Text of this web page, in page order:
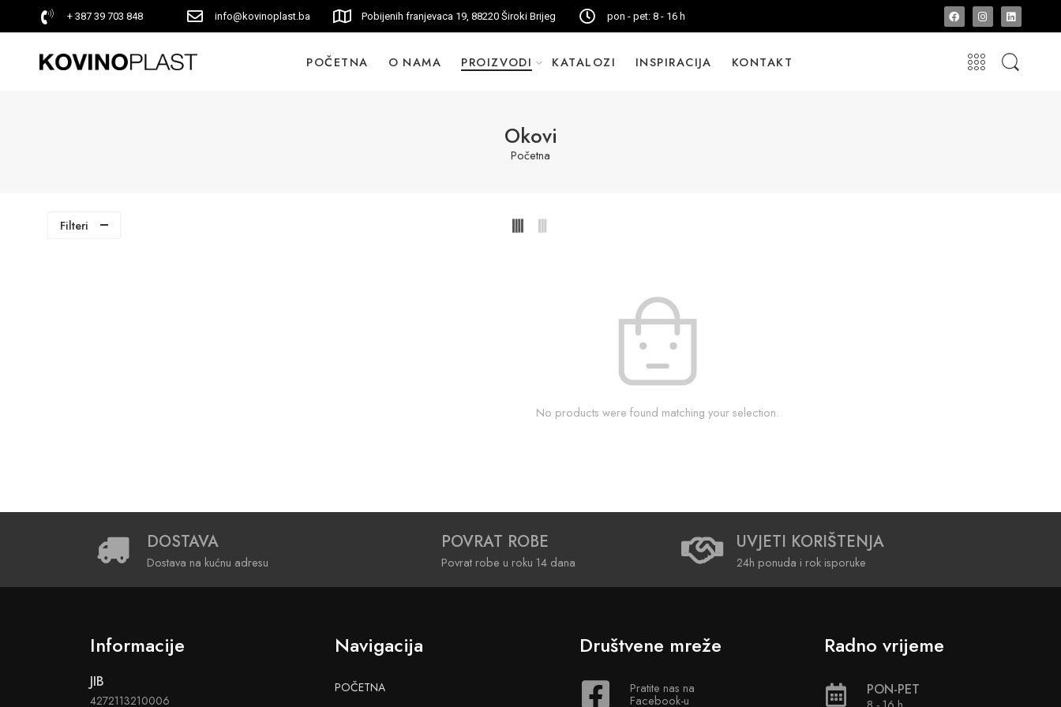
+ 387 39 703 848 info@kovinoplast.ba Pobijenih franjevaca 19, 88220 Široki Brijeg pon - pet: 8 - 16 h
POČETNA O NAMA PROIZVODI KATALOZI INSPIRACIJA KONTAKT
Okovi
Početna
Filteri
No products were found matching your selection.
DOSTAVA
Dostava na kućnu adresu
POVRAT ROBE
Povrat robe u roku 14 dana
UVJETI KORIŠTENJA
24h ponuda i rok isporuke
Informacije
JIB
4272113210006
Navigacija
POČETNA
Društvene mreže
Pratite nas na
Facebook-u
Radno vrijeme
PON-PET